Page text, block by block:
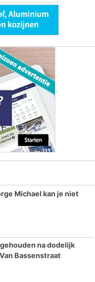
Michael kan je niet
na dodelijk
Bassenstraat